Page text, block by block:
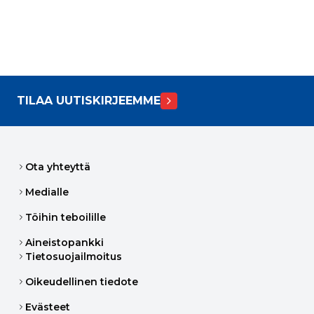
TILAA UUTISKIRJEEMME
Ota yhteyttä
Medialle
Töihin teboilille
Aineistopankki
Tietosuojailmoitus
Oikeudellinen tiedote
Evästeet